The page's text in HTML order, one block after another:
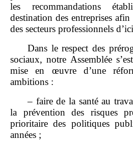
les recommandations
destination des entreprises
des secteurs professionnels
Dans le respect des
sociaux, notre Assemblée
mise en œuvre d’une
ambitions :
– faire de la santé au
la prévention des risques
prioritaire des politiques
années ;